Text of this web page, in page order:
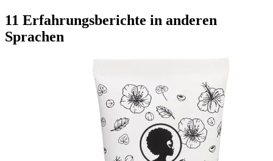
11 Erfahrungsberichte in anderen
Sprachen